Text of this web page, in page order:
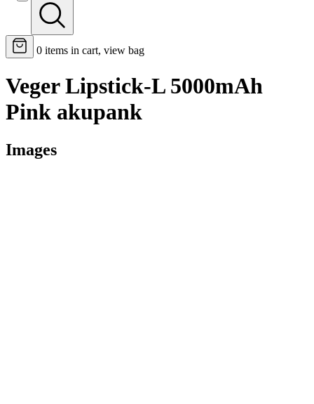
0 items in cart, view bag
Veger Lipstick-L 5000mAh
Pink akupank
Images